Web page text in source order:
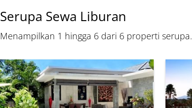
Serupa Sewa Liburan
Menampilkan 1 hingga 6 dari 6 properti serupa.